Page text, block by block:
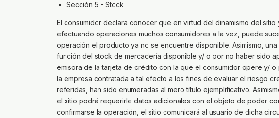
Sección 5 - Stock
El consumidor declara conocer que en virtud del dinamismo del
efectuando operaciones muchos consumidores a la vez, puede
operación el producto ya no se encuentre disponible. Asimismo,
función del stock de mercadería disponible y/ o por no haber sido
emisora de la tarjeta de crédito con la que el consumidor opere y/
la empresa contratada a tal efecto a los fines de evaluar el riesgo
referidas, han sido enumeradas al mero título ejemplificativo.
el sitio podrá requerirle datos adicionales con el objeto de poder
confirmarse la operación, el sitio comunicará al usuario de dicha